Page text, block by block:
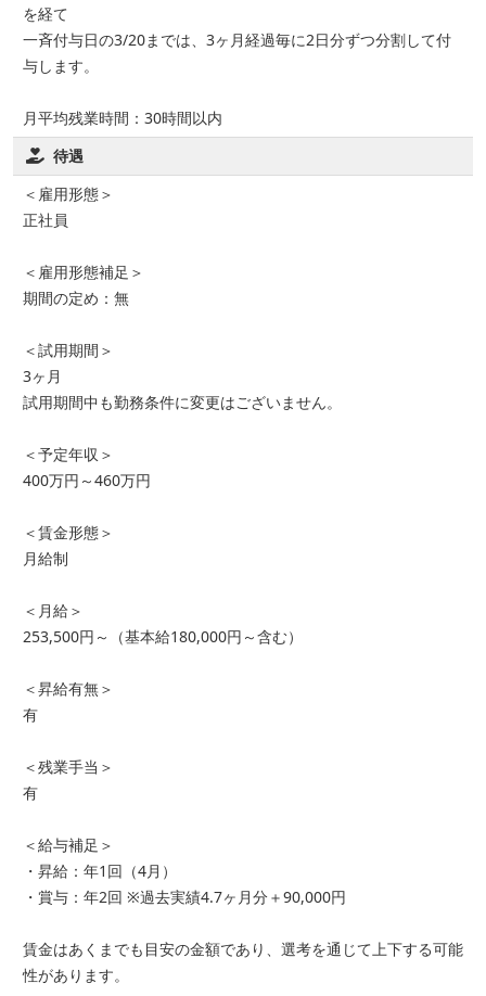
を経て
一斉付与日の3/20までは、3ヶ月経過毎に2日分ずつ分割して付
与します。
月平均残業時間：30時間以内
待遇
＜雇用形態＞
正社員
＜雇用形態補足＞
期間の定め：無
＜試用期間＞
3ヶ月
試用期間中も勤務条件に変更はございません。
＜予定年収＞
400万円～460万円
＜賃金形態＞
月給制
＜月給＞
253,500円～（基本給180,000円～含む）
＜昇給有無＞
有
＜残業手当＞
有
＜給与補足＞
・昇給：年1回（4月）
・賞与：年2回 ※過去実績4.7ヶ月分＋90,000円
賃金はあくまでも目安の金額であり、選考を通じて上下する可能
性があります。